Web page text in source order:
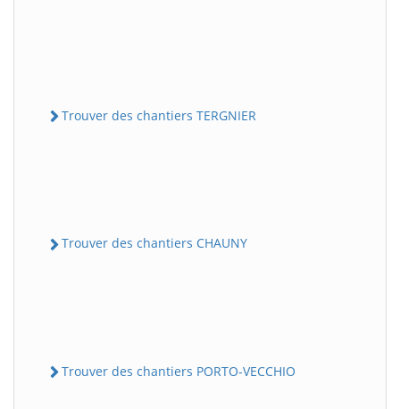
Trouver des chantiers TERGNIER
Trouver des chantiers CHAUNY
Trouver des chantiers PORTO-VECCHIO